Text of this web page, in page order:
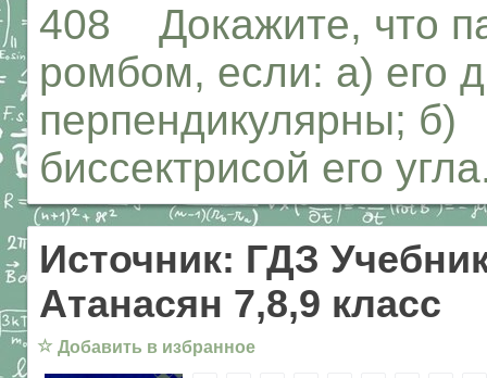
408 Докажите, что
ромбом, если: а) его
перпендикулярны; б)
биссектрисой его
Источник: ГДЗ
Атанасян 7,8,9 класс
☆ Добавить в избранное